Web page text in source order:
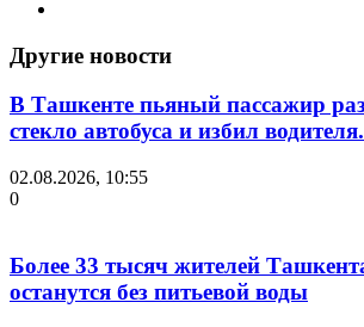
Другие новости
В Ташкенте пьяный пассажир
стекло автобуса и избил
02.08.2026, 10:55
0
Более 33 тысяч жителей
останутся без питьевой воды